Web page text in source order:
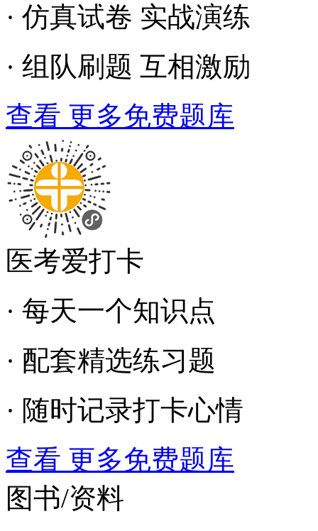
· 仿真试卷 实战演练
· 组队刷题 互相激励
查看 更多免费题库
医考爱打卡
· 每天一个知识点
· 配套精选练习题
· 随时记录打卡心情
查看 更多免费题库
图书/资料